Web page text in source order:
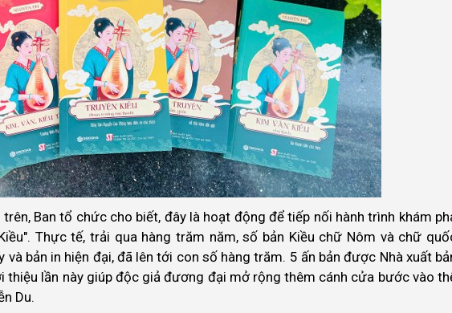
Ban tổ chức cho biết, đây là hoạt động để tiếp nối hành trình khám
Thực tế, trải qua hàng trăm năm, số bản Kiều chữ Nôm và chữ
và bản in hiện đại, đã lên tới con số hàng trăm. 5 ấn bản được Nhà xuất
thiệu lần này giúp độc giả đương đại mở rộng thêm cánh cửa bước vào
Du.